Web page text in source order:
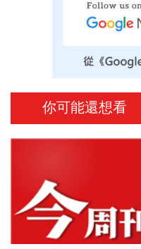
你可能還想看